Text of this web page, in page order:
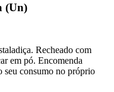
(Un)
Recheado com
em pó. Encomenda
seu consumo no próprio